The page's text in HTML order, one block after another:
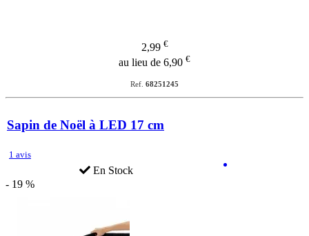
2,99 €
au lieu de 6,90 €
Ref. 68251245
Sapin de Noël à LED 17 cm
1 avis
En Stock
- 19 %